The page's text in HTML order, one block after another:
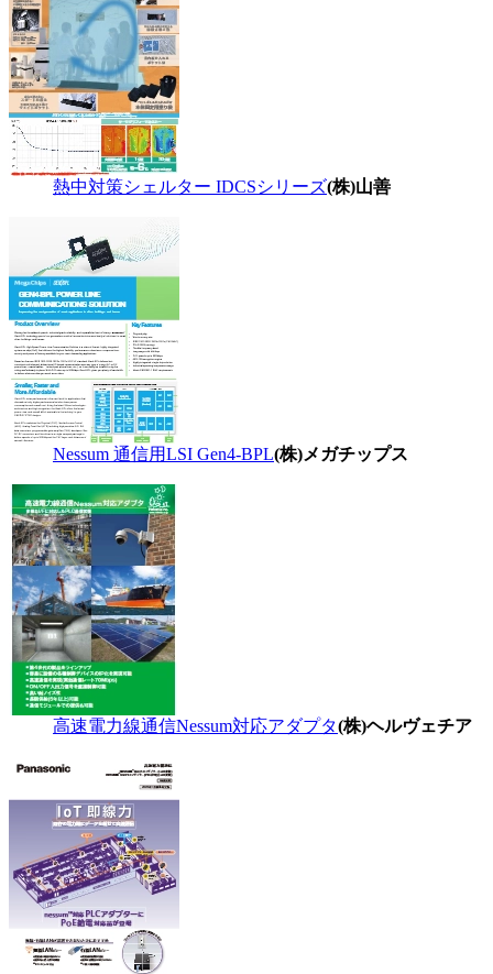
熱中対策シェルター IDCSシリーズ(株)山善
Nessum 通信用LSI Gen4-BPL(株)メガチップス
高速電力線通信Nessum対応アダプタ(株)ヘルヴェチア